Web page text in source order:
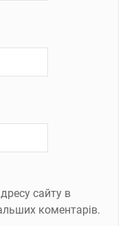
сайту в
коментарів.